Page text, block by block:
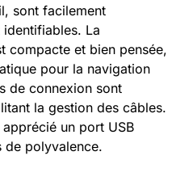
sont facilement
La
compacte et bien pensée,
pour la navigation
de connexion sont
la gestion des câbles.
un port USB
de polyvalence.